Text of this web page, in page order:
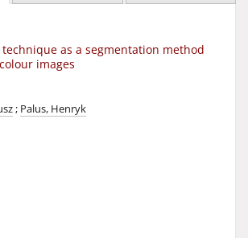
as a segmentation method
images
; Palus, Henryk